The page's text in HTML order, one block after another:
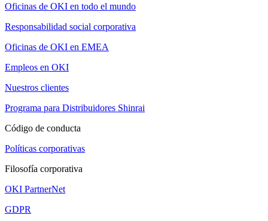
Oficinas de OKI en todo el mundo
Responsabilidad social corporativa
Oficinas de OKI en EMEA
Empleos en OKI
Nuestros clientes
Programa para Distribuidores Shinrai
Código de conducta
Políticas corporativas
Filosofía corporativa
OKI PartnerNet
GDPR